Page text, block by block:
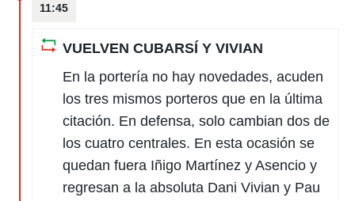
11:45
VUELVEN CUBARSÍ Y VIVIAN
En la portería no hay novedades, acuden
los tres mismos porteros que en la última
citación. En defensa, solo cambian dos de
los cuatro centrales. En esta ocasión se
quedan fuera Iñigo Martínez y Asencio y
regresan a la absoluta Dani Vivian y Pau